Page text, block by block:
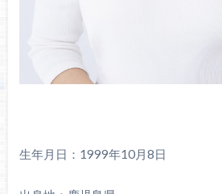
生年月日：1999年10月8日